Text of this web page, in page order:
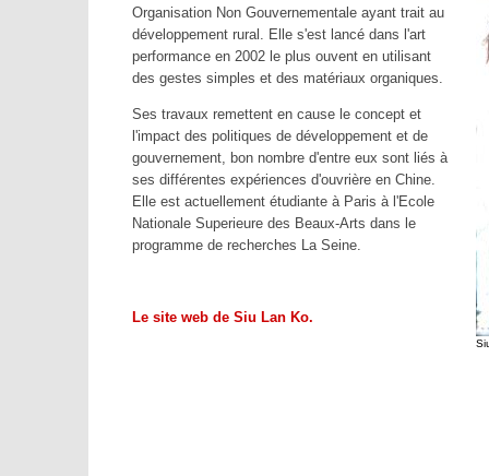
Organisation Non Gouvernementale ayant trait au
développement rural. Elle s'est lancé dans l'art
performance en 2002 le plus ouvent en utilisant
des gestes simples et des matériaux organiques.
Ses travaux remettent en cause le concept et
l'impact des politiques de développement et de
gouvernement, bon nombre d'entre eux sont liés à
ses différentes expériences d'ouvrière en Chine.
Elle est actuellement étudiante à Paris à l'Ecole
Nationale Superieure des Beaux-Arts dans le
programme de recherches La Seine.
Le site web de Siu Lan Ko.